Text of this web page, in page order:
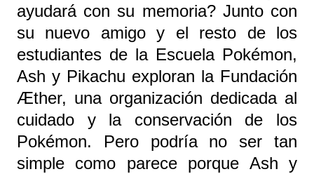
ayudará con su memoria? Junto con
su nuevo amigo y el resto de los
estudiantes de la Escuela Pokémon,
Ash y Pikachu exploran la Fundación
Æther, una organización dedicada al
cuidado y la conservación de los
Pokémon. Pero podría no ser tan
simple como parece porque Ash y